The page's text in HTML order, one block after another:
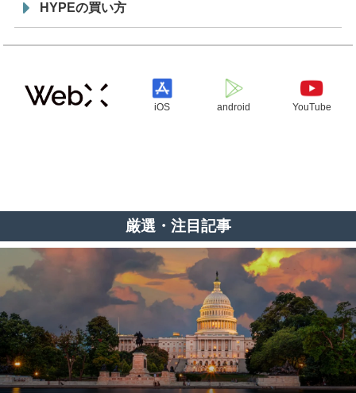
HYPEの買い方
iOS android YouTube
厳選・注目記事